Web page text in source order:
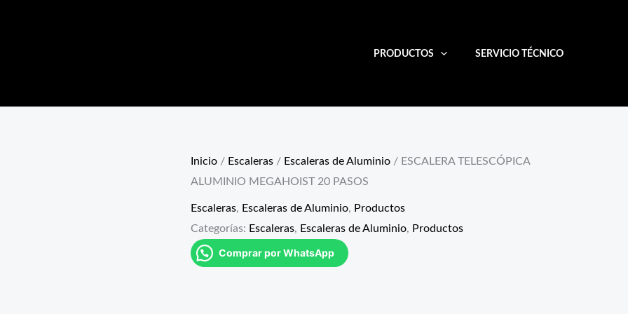
PRODUCTOS SERVICIO TÉCNICO
Inicio / Escaleras / Escaleras de Aluminio / ESCALERA TELESCÓPICA
ALUMINIO MEGAHOIST 20 PASOS
Escaleras, Escaleras de Aluminio, Productos
Categorías: Escaleras, Escaleras de Aluminio, Productos
Comprar por WhatsApp